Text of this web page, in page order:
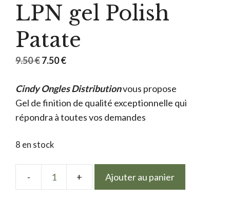
LPN gel Polish
Patate
9.50€Le
initial
était :
9.50 €.
7.50€Le
actuel
est :
7.50 €.
Cindy Ongles Distributionvous propose
Gel de finition de qualité exceptionnelle qui
répondra à toutes vos demandes
8 en stock
quantité
Ajouter au panier